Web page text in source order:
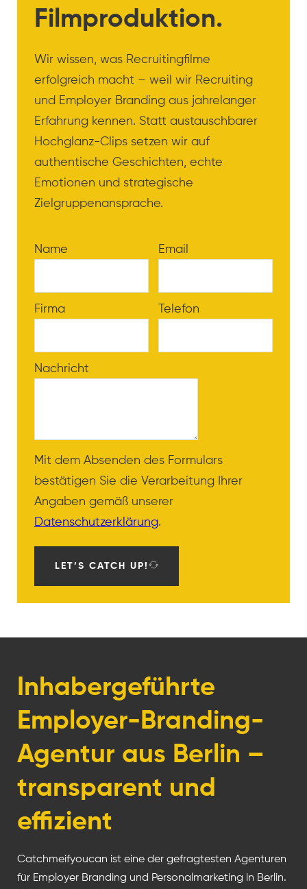
Filmproduktion.
Wir wissen, was Recruitingfilme
erfolgreich macht – weil wir Recruiting
und Employer Branding aus jahrelanger
Erfahrung kennen. Statt austauschbarer
Hochglanz-Clips setzen wir auf
authentische Geschichten, echte
Emotionen und strategische
Zielgruppenansprache.
Name Email
Firma Telefon
Nachricht
Mit dem Absenden des Formulars
bestätigen Sie die Verarbeitung Ihrer
Angaben gemäß unserer
Datenschutzerklärung.
LET’S CATCH UP!
Inhabergeführte
Employer-Branding-
Agentur aus Berlin –
transparent und
effizient
Catchmeifyoucan ist eine der gefragtesten Agenturen
für Employer Branding und Personalmarketing in Berlin.